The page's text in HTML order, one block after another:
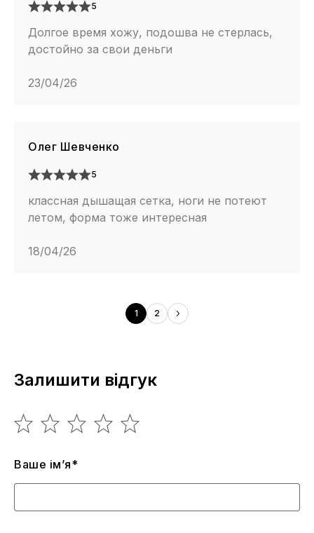
5
Долгое время хожу, подошва не стерлась,
достойно за свои деньги
23/04/26
Олег Шевченко
5
классная дышащая сетка, ноги не потеют
летом, форма тоже интересная
18/04/26
1 2
Залишити відгук
Ваше ім’я*